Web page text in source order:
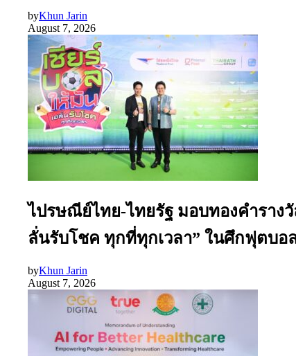
byKhun Jarin
August 7, 2026
ไปรษณีย์ไทย-ไทยรัฐ มอบทองคำราง
ลั่นรับโชค ทุกที่ทุกเวลา” ในศึกฟุตบอ
byKhun Jarin
August 7, 2026